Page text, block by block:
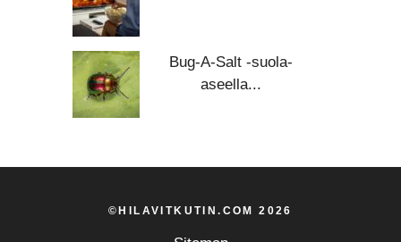
Bug-A-Salt -suola-
aseella...
©HILAVITKUTIN.COM 2026